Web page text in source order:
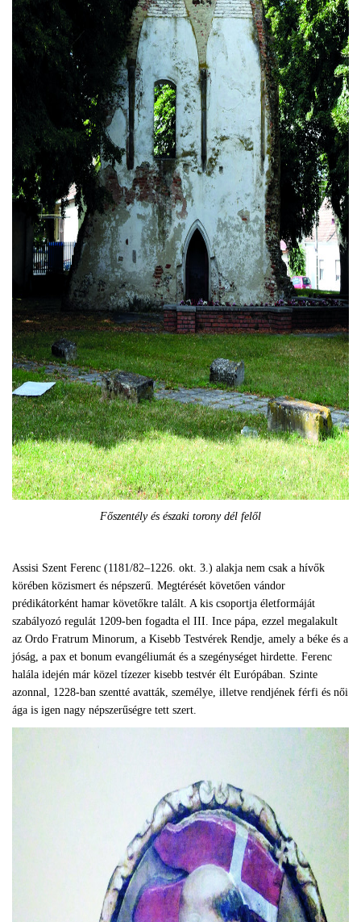
Főszentély és északi torony dél felől
Assisi Szent Ferenc (1181/82–1226. okt. 3.) alakja nem csak a hívők
körében közismert és népszerű. Megtérését követően vándor
prédikátorként hamar követőkre talált. A kis csoportja életformáját
szabályozó regulát 1209-ben fogadta el III. Ince pápa, ezzel megalakult
az Ordo Fratrum Minorum, a Kisebb Testvérek Rendje, amely a béke és a
jóság, a pax et bonum evangéliumát és a szegénységet hirdette. Ferenc
halála idején már közel tízezer kisebb testvér élt Európában. Szinte
azonnal, 1228-ban szentté avatták, személye, illetve rendjének férfi és női
ága is igen nagy népszerűségre tett szert.